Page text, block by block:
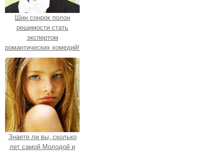
Шин сонрок полон
решимости стать
экспертом
романтических комедий!
Знаете ли вы, сколько
лет самой Молодой и